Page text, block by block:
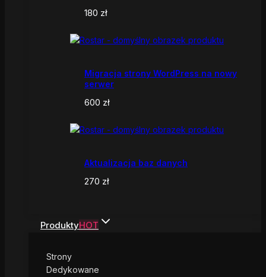
180 zł
Migracja strony WordPress na nowy
serwer
600 zł
Aktualizacja baz danych
270 zł
ProduktyHOT
Strony
Dedykowane